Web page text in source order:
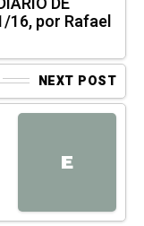
16, por Rafael
NEXT POST
E